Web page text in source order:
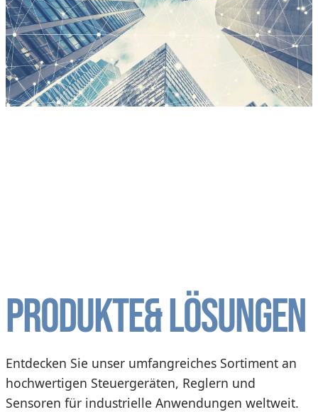
Produkte& Lösungen
Entdecken Sie unser umfangreiches Sortiment an
hochwertigen Steuergeräten, Reglern und
Sensoren für industrielle Anwendungen weltweit.